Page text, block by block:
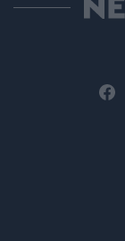
Χαλκιδική: